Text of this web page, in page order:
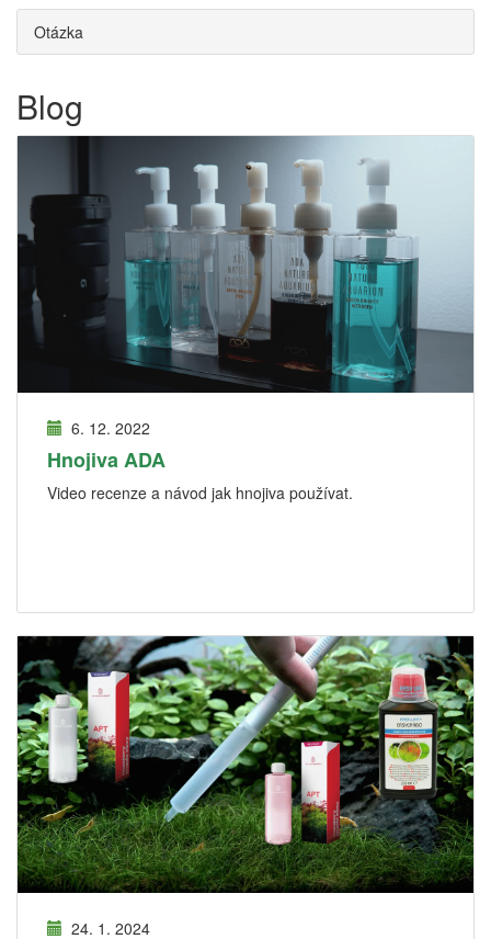
Otázka
Blog
6. 12. 2022
Hnojiva ADA
Video recenze a návod jak hnojiva používat.
24. 1. 2024